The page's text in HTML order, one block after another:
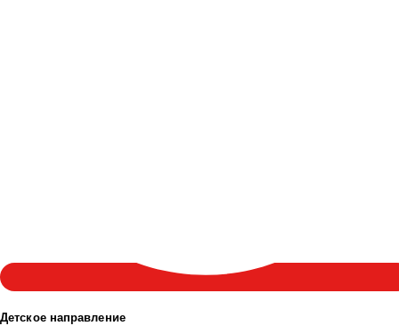
Детское направление